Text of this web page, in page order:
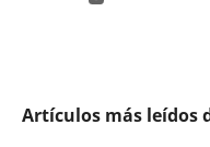
Artículos más leídos